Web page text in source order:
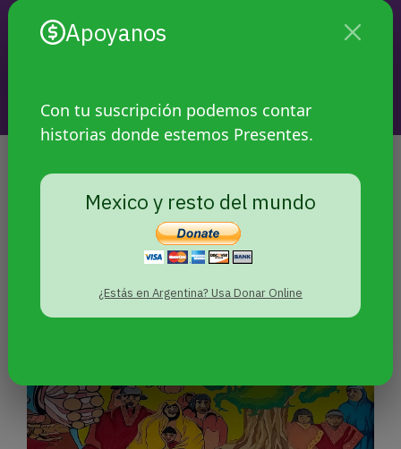
Apoyanos
Con tu suscripción podemos contar
historias donde estemos Presentes.
Mexico y resto del mundo
¿Estás en Argentina? Usa Donar Online
SEGUINOS
NOTAS RELACIONADAS